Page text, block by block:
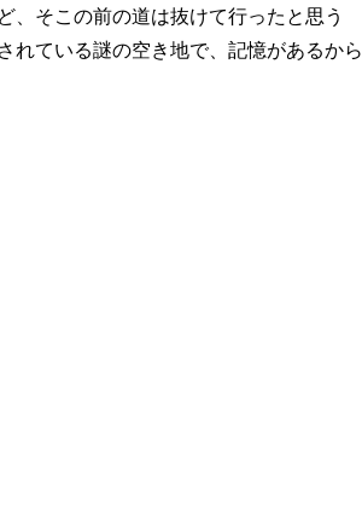
、そこの前の道は抜けて行ったと思う
れている謎の空き地で、記憶があるから